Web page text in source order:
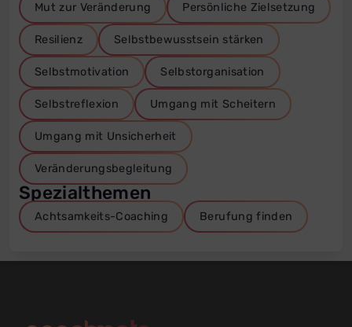
Mut zur Veränderung Persönliche Zielsetzung
Resilienz Selbstbewusstsein stärken
Selbstmotivation Selbstorganisation
Selbstreflexion Umgang mit Scheitern
Umgang mit Unsicherheit
Veränderungsbegleitung
Spezialthemen
Achtsamkeits-Coaching Berufung finden